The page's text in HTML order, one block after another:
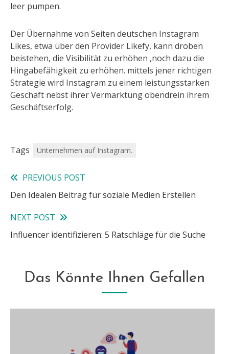
leer pumpen.
Der Übernahme von Seiten deutschen Instagram
Likes, etwa über den Provider Likefy, kann droben
beistehen, die Visibilität zu erhöhen ,noch dazu die
Hingabefähigkeit zu erhöhen. mittels jener richtigen
Strategie wird Instagram zu einem leistungsstarken
Geschäft nebst ihrer Vermarktung obendrein ihrem
Geschäftserfolg.
Tags Unternehmen auf Instagram.
Read
more
articles
PREVIOUS POST
Den Idealen Beitrag für soziale Medien Erstellen
NEXT POST
Influencer identifizieren: 5 Ratschläge für die Suche
Das Könnte Ihnen Gefallen